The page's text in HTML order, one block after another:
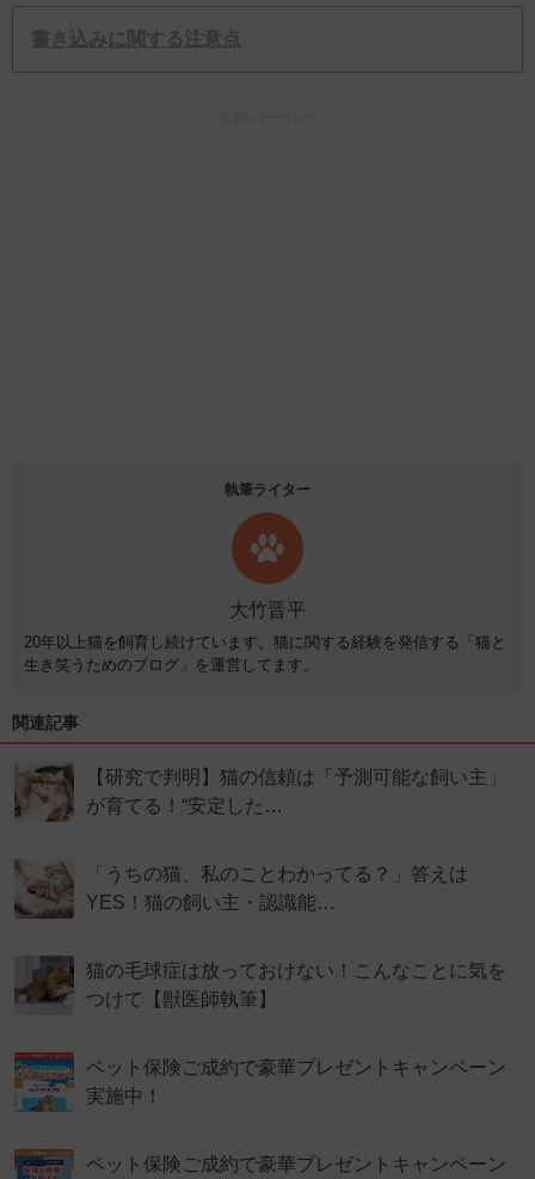
書き込みに関する注意点
執筆ライター
大竹晋平
20年以上猫を飼育し続けています。猫に関する経験を発信する「猫と
生き笑うためのブログ」を運営してます。
関連記事
【研究で判明】猫の信頼は「予測可能な飼い主」
が育てる！“安定した…
「うちの猫、私のことわかってる？」答えは
YES！猫の飼い主・認識能…
猫の毛球症は放っておけない！こんなことに気を
つけて【獣医師執筆】
ペット保険ご成約で豪華プレゼントキャンペーン
実施中！
ペット保険ご成約で豪華プレゼントキャンペーン